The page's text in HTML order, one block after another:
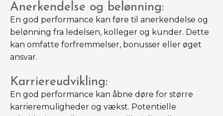
Anerkendelse og belønning:
En god performance kan føre til anerkendelse og
belønning fra ledelsen, kolleger og kunder. Dette
kan omfatte forfremmelser, bonusser eller øget
ansvar.
Karriereudvikling:
En god performance kan åbne døre for større
karrieremuligheder og vækst. Potentielle